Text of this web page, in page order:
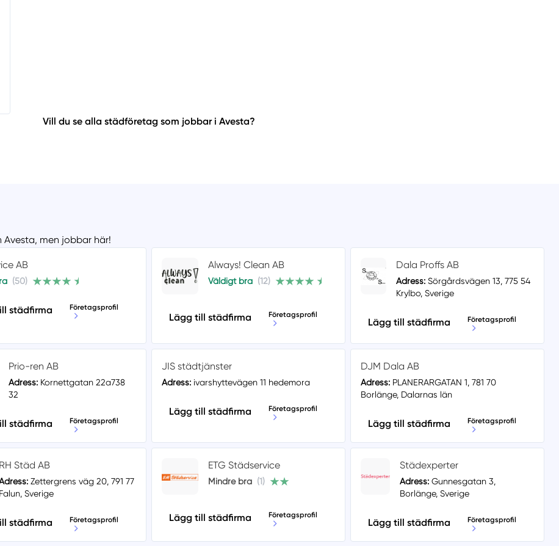
Vill du se alla städföretag som jobbar i Avesta?
men jobbar här!
AB
(50)
städfirma Företagsprofil
Always! Clean AB
Väldigt bra (12)
Lägg till städfirma Företagsprofil
Dala Proffs AB
Adress: Sörgårdsvägen 13, 775 54
Krylbo, Sverige
Lägg till städfirma Företagsprofil
Prio-ren AB
Adress: Kornettgatan 22a738
32
städfirma Företagsprofil
JIS städtjänster
Adress: ivarshyttevägen 11 hedemora
Lägg till städfirma Företagsprofil
DJM Dala AB
Adress: PLANERARGATAN 1, 781 70
Borlänge, Dalarnas län
Lägg till städfirma Företagsprofil
RH Städ AB
Zettergrens väg 20, 791 77
Falun, Sverige
städfirma Företagsprofil
ETG Städservice
Mindre bra (1)
Lägg till städfirma Företagsprofil
Städexperter
Adress: Gunnesgatan 3,
Borlänge, Sverige
Lägg till städfirma Företagsprofil